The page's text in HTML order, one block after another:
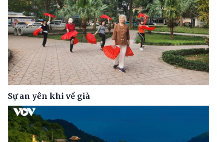
Sự an yên khi về già